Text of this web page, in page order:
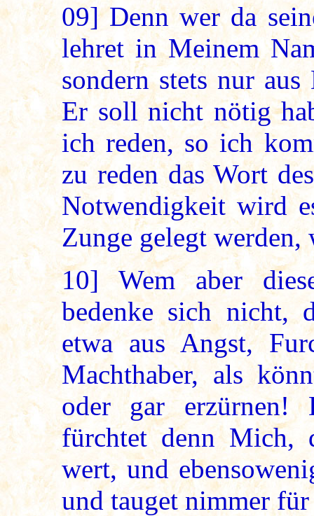
09]Denn wer da
lehret in Meinem
sondern stets nur
Er soll nicht nötig
ich reden, so ich
zu reden das Wort
Notwendigkeit wird
Zunge gelegt werden,
10] Wem aber
bedenke sich nicht,
etwa aus Angst,
Machthaber, als
oder gar
fürchtet denn Mich,
wert, und
und tauget nimmer